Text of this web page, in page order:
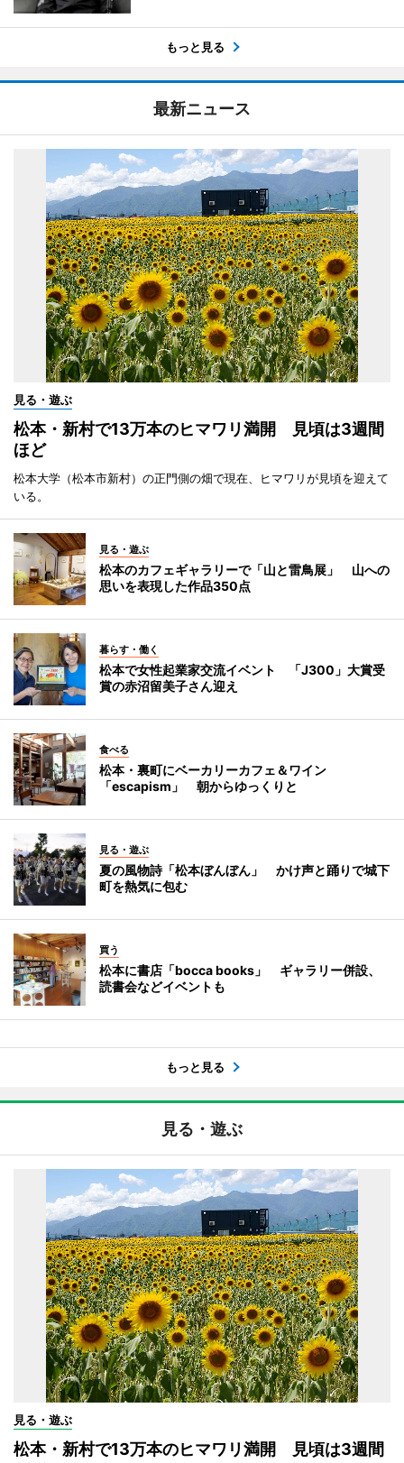
もっと見る
最新ニュース
見る・遊ぶ
松本・新村で13万本のヒマワリ満開 見頃は3週間
ほど
松本大学（松本市新村）の正門側の畑で現在、ヒマワリが見頃を迎えて
いる。
見る・遊ぶ
松本のカフェギャラリーで「山と雷鳥展」 山への
思いを表現した作品350点
暮らす・働く
松本で女性起業家交流イベント 「J300」大賞受
賞の赤沼留美子さん迎え
食べる
松本・裏町にベーカリーカフェ＆ワイン
「escapism」 朝からゆっくりと
見る・遊ぶ
夏の風物詩「松本ぼんぼん」 かけ声と踊りで城下
町を熱気に包む
買う
松本に書店「bocca books」 ギャラリー併設、
読書会などイベントも
もっと見る
見る・遊ぶ
見る・遊ぶ
松本・新村で13万本のヒマワリ満開 見頃は3週間